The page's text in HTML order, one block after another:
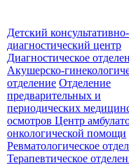
Детский консультативно-
диагностический центр
Диагностическое
Акушерско-
отделение Отделение
предварительных и
периодических
осмотровЦентр
онкологической помощи
Ревматологическое
Терапевтическое